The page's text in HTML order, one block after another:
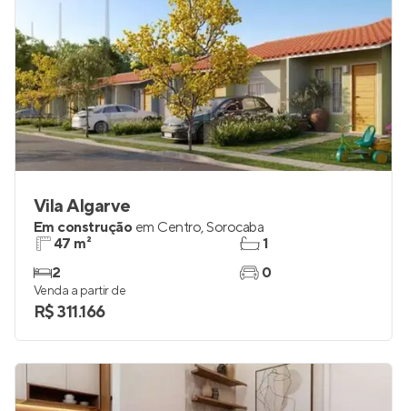
Vila Algarve
Em construção em Centro,Sorocaba
47 m²
2
1
0
Venda a partir de
R$ 311.166